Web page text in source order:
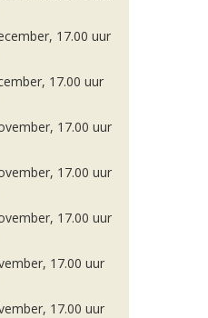
17.00 uur
17.00 uur
17.00 uur
17.00 uur
17.00 uur
17.00 uur
17.00 uur